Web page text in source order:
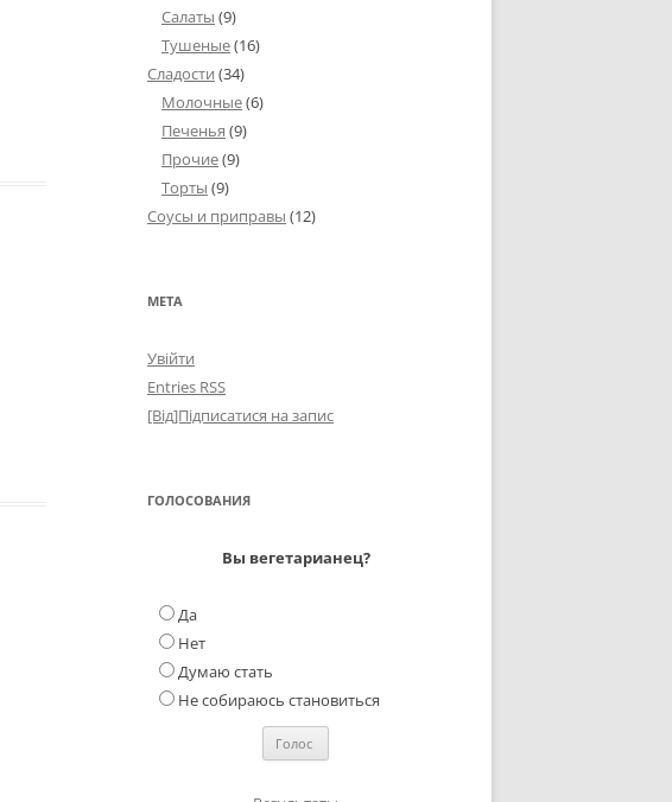
Салаты (9)
Тушеные(16)
Сладости (34)
Молочные(6)
Печенья (9)
Прочие(9)
Торты (9)
Соусы и приправы (12)
МЕТА
Увійти
Entries RSS
[Від]Підписатися на запис
ГОЛОСОВАНИЯ
Вы вегетарианец?
Да
Нет
Думаю стать
Не собираюсь становиться